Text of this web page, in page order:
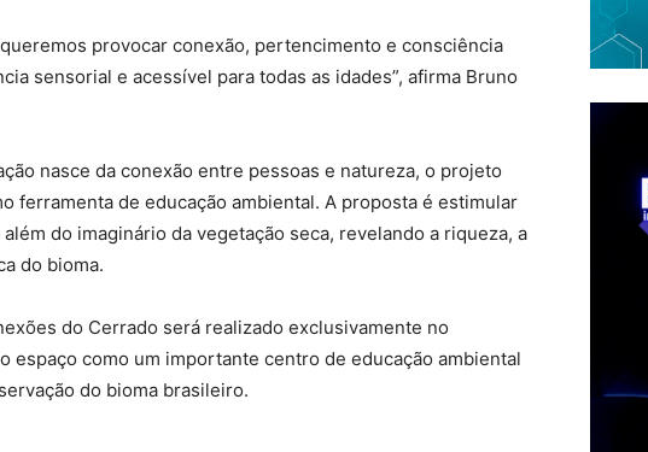
provocar conexão, pertencimento e consciência
sensorial e acessível para todas as idades”, afirma Bruno
nasce da conexão entre pessoas e natureza, o projeto
ferramenta de educação ambiental. A proposta é estimular
do imaginário da vegetação seca, revelando a riqueza, a
do bioma.
do Cerrado será realizado exclusivamente no
espaço como um importante centro de educação ambiental
do bioma brasileiro.